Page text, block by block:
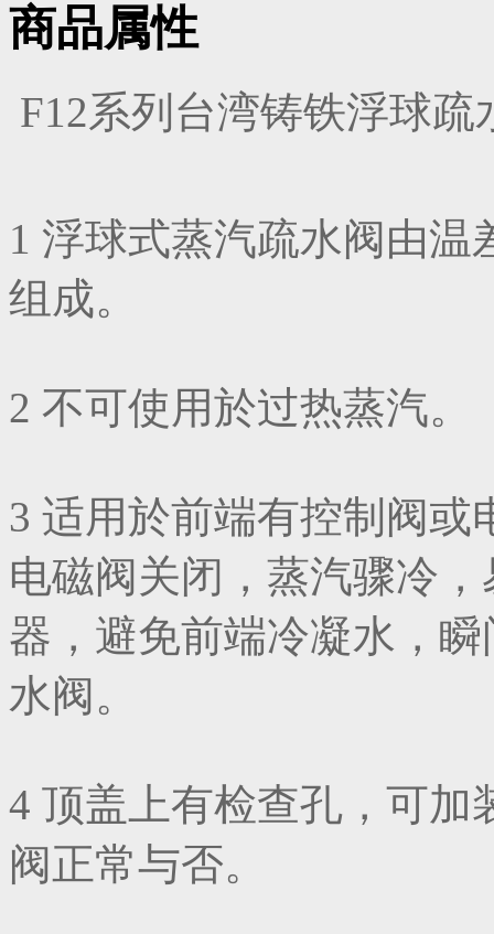
商品属性
F12系列台湾铸铁浮球疏
1 浮球式蒸汽疏水阀由
组成。
2 不可使用於过热蒸汽。
3 适用於前端有控制阀
电磁阀关闭，蒸汽骤冷
器，避免前端冷凝水，
水阀。
4 顶盖上有检查孔，可加
阀正常与否。